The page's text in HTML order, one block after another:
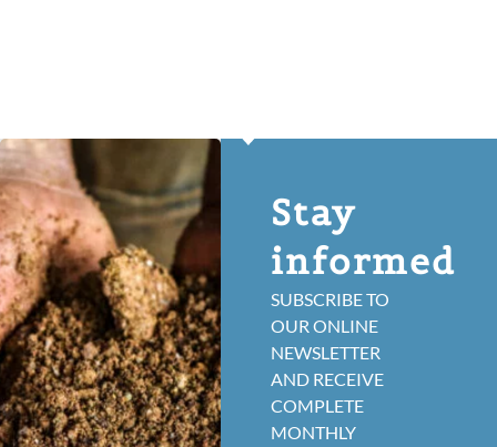
Stay
informed
SUBSCRIBE TO
OUR ONLINE
NEWSLETTER
AND RECEIVE
COMPLETE
MONTHLY